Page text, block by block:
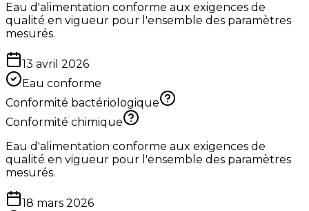
Eau d'alimentation conforme aux exigences de
qualité en vigueur pour l'ensemble des paramètres
mesurés.
13 avril 2026
Eau conforme
Conformité bactériologique
Conformité chimique
Eau d'alimentation conforme aux exigences de
qualité en vigueur pour l'ensemble des paramètres
mesurés.
18 mars 2026